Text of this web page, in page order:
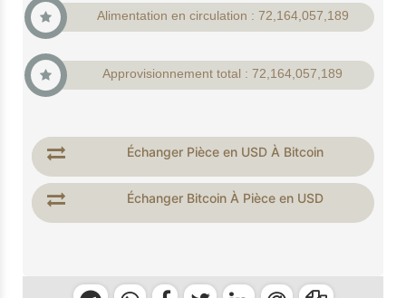
Alimentation en circulation : 72,164,057,189
Approvisionnement total : 72,164,057,189
Échanger Pièce en USD À Bitcoin
Échanger Bitcoin À Pièce en USD